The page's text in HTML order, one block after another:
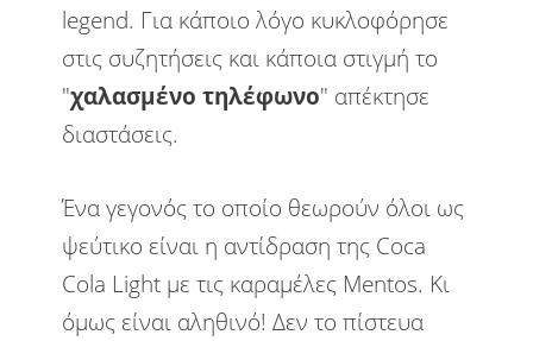
legend. Για κάποιο λόγο κυκλοφόρησε
στις συζητήσεις και κάποια στιγμή το
"χαλασμένο τηλέφωνο" απέκτησε
διαστάσεις.
Ένα γεγονός το οποίο θεωρούν όλοι ως
ψεύτικο είναι η αντίδραση της Coca
Cola Light με τις καραμέλες Mentos. Κι
όμως είναι αληθινό! Δεν το πίστευα